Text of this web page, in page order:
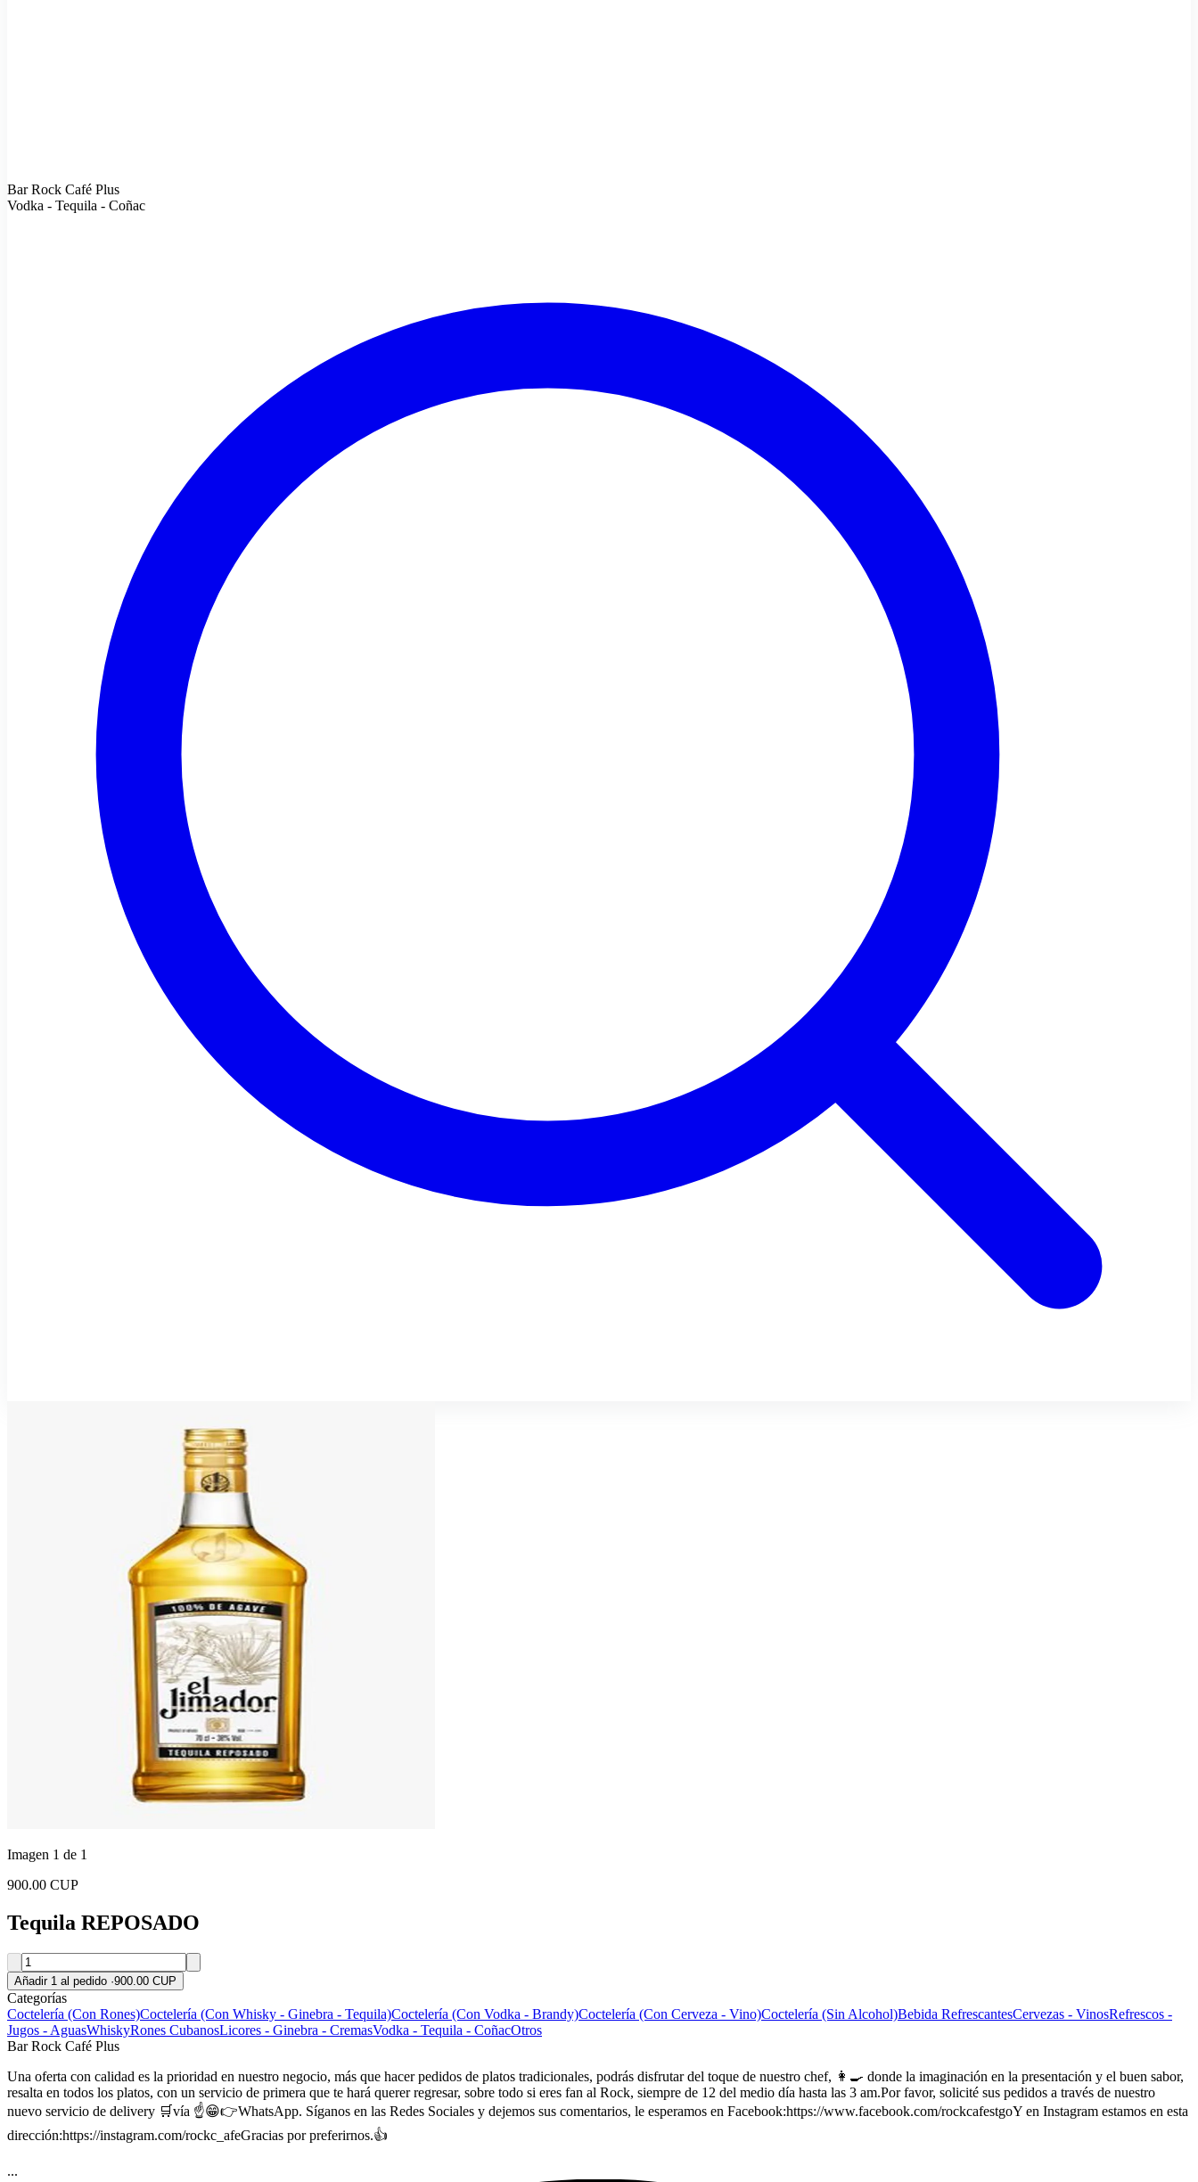
Bar Rock Café Plus
Vodka - Tequila - Coñac
Imagen 1 de 1
900.00 CUP
Tequila REPOSADO
Añadir 1 al pedido ·900.00 CUP
Categorías
Coctelería (Con Rones)Coctelería (Con Whisky - Ginebra - Tequila)Coctelería (Con Vodka - Brandy)Coctelería (Con Cerveza - Vino)Coctelería (Sin Alcohol)Bebida RefrescantesCervezas - VinosRefrescos -
Jugos - AguasWhiskyRones CubanosLicores - Ginebra - CremasVodka - Tequila - CoñacOtros
Bar Rock Café Plus
Una oferta con calidad es la prioridad en nuestro negocio, más que hacer pedidos de platos tradicionales, podrás disfrutar del toque de nuestro chef, 👩‍🍳 donde la imaginación en la presentación y el buen sabor,
resalta en todos los platos, con un servicio de primera que te hará querer regresar, sobre todo si eres fan al Rock, siempre de 12 del medio día hasta las 3 am.Por favor, solicité sus pedidos a través de nuestro
nuevo servicio de delivery 🛒vía ☝️😁👉WhatsApp. Síganos en las Redes Sociales y dejemos sus comentarios, le esperamos en Facebook:https://www.facebook.com/rockcafestgoY en Instagram estamos en esta
dirección:https://instagram.com/rockc_afeGracias por preferirnos.👍
...